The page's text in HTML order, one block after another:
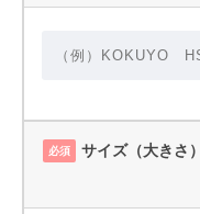
必須 サイズ（大きさ）